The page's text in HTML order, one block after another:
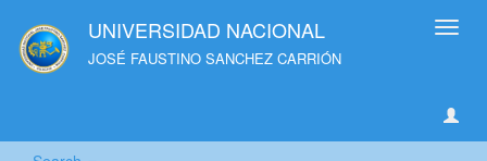
UNIVERSIDAD NACIONAL
JOSÉ FAUSTINO SANCHEZ CARRIÓN